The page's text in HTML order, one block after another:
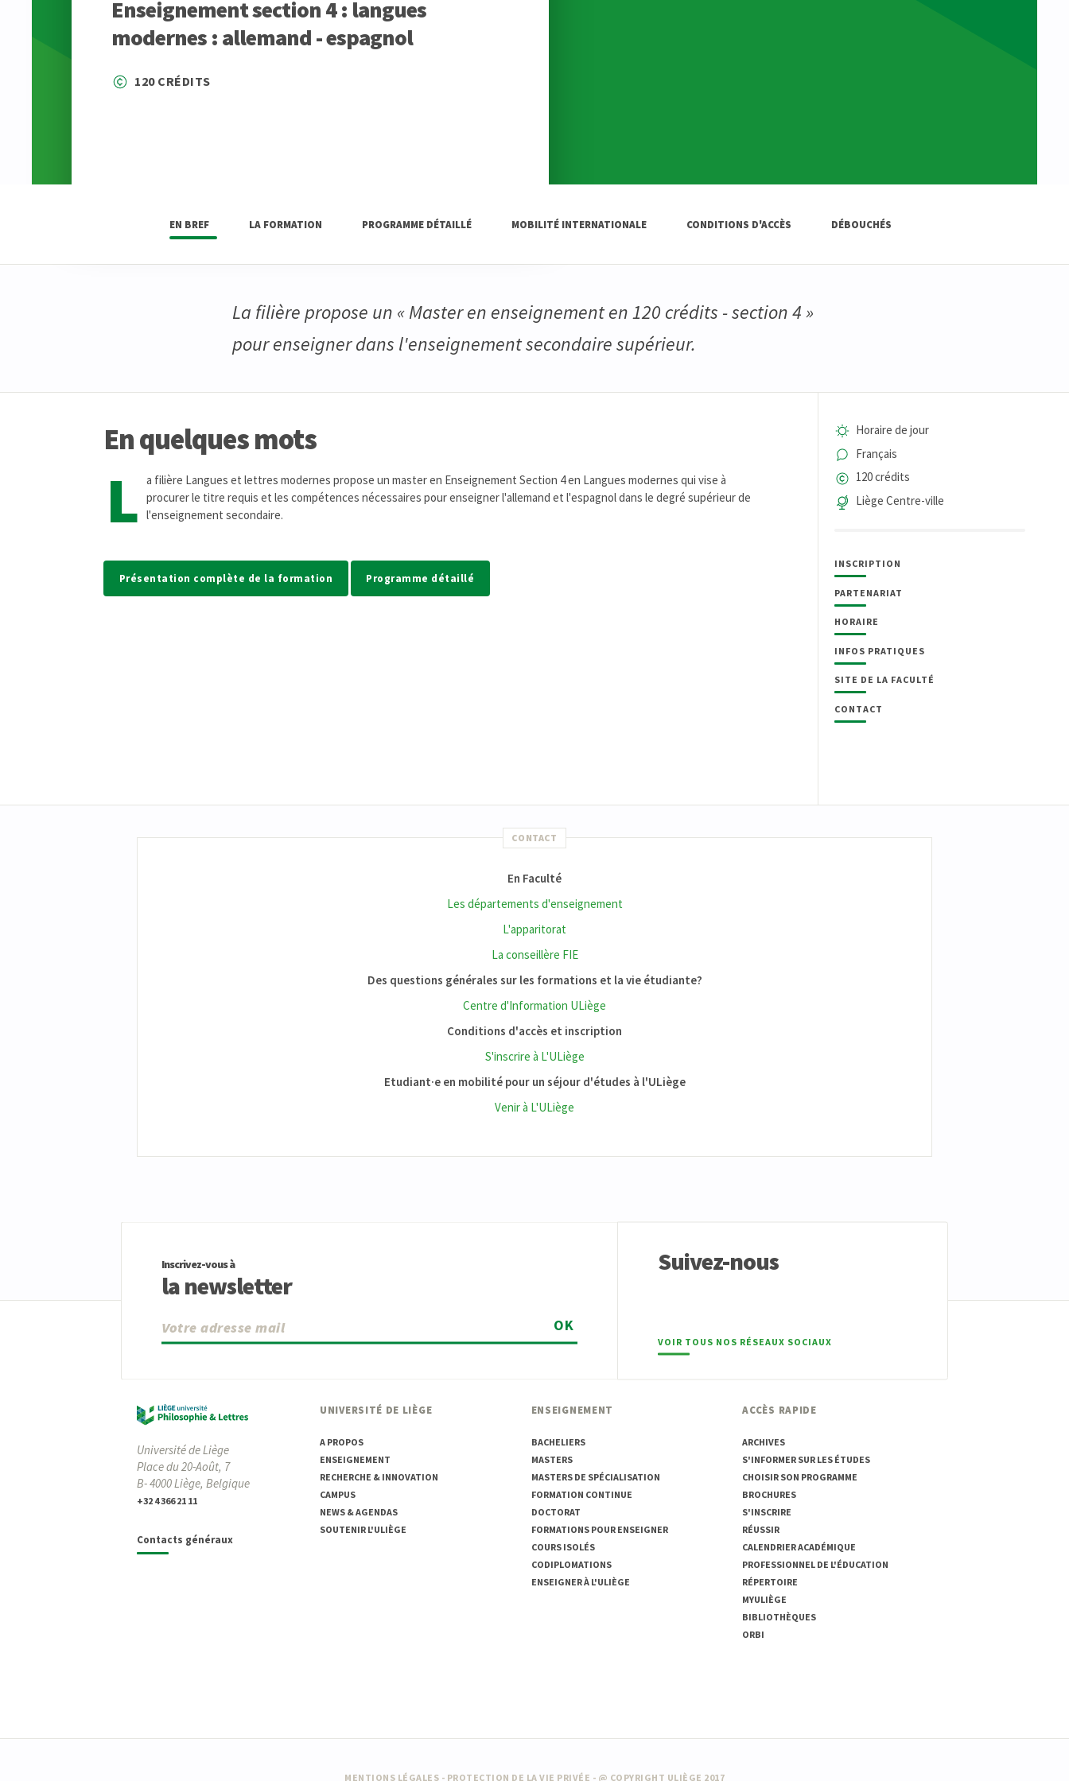
Enseignement section 4 : langues
modernes : allemand - espagnol
120 CRÉDITS
EN BREF LA FORMATION PROGRAMME DÉTAILLÉ MOBILITÉ INTERNATIONALE CONDITIONS D'ACCÈS DÉBOUCHÉS
La filière propose un « Master en enseignement en 120 crédits - section 4 »
pour enseigner dans l'enseignement secondaire supérieur.
En quelques mots
L a filière Langues et lettres modernes propose un master en Enseignement Section 4 en Langues modernes qui vise à
procurer le titre requis et les compétences nécessaires pour enseigner l'allemand et l'espagnol dans le degré supérieur de
l'enseignement secondaire.
Présentation complète de la formation Programme détaillé
Horaire de jour
Français
120 crédits
Liège Centre-ville
INSCRIPTION
PARTENARIAT
HORAIRE
INFOS PRATIQUES
SITE DE LA FACULTÉ
CONTACT
CONTACT
En Faculté
Les départements d'enseignement
L'apparitorat
La conseillère FIE
Des questions générales sur les formations et la vie étudiante?
Centre d'Information ULiège
Conditions d'accès et inscription
S'inscrire à L'ULiège
Etudiant·e en mobilité pour un séjour d'études à l'ULiège
Venir à L'ULiège
Inscrivez-vous à
la newsletter
OK
Suivez-nous
VOIR TOUS NOS RÉSEAUX SOCIAUX
Université de Liège
Place du 20-Août, 7
B- 4000 Liège, Belgique
+32 4 366 21 11
Contacts généraux
UNIVERSITÉ DE LIÈGE
A PROPOS
ENSEIGNEMENT
RECHERCHE & INNOVATION
CAMPUS
NEWS & AGENDAS
SOUTENIR L'ULIÈGE
ENSEIGNEMENT
BACHELIERS
MASTERS
MASTERS DE SPÉCIALISATION
FORMATION CONTINUE
DOCTORAT
FORMATIONS POUR ENSEIGNER
COURS ISOLÉS
CODIPLOMATIONS
ENSEIGNER À L'ULIÈGE
ACCÈS RAPIDE
ARCHIVES
S'INFORMER SUR LES ÉTUDES
CHOISIR SON PROGRAMME
BROCHURES
S'INSCRIRE
RÉUSSIR
CALENDRIER ACADÉMIQUE
PROFESSIONNEL DE L'ÉDUCATION
RÉPERTOIRE
MYULIÈGE
BIBLIOTHÈQUES
ORBI
MENTIONS LÉGALES - PROTECTION DE LA VIE PRIVÉE - @ COPYRIGHT ULIÈGE 2017